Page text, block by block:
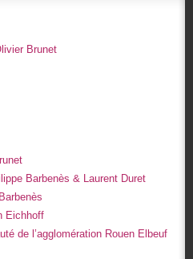
Brunet
Barbenès & Laurent Duret
Eichhoff
de l’agglomération Rouen Elbeuf